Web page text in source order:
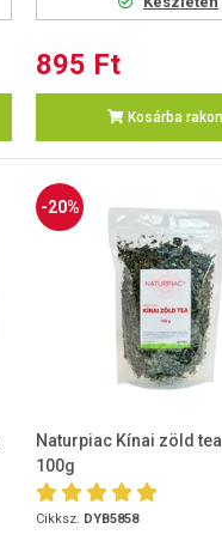
895 Ft
Kosárba
-20%
Naturpiac Kínai zöld
100g
Cikksz. DYB5858